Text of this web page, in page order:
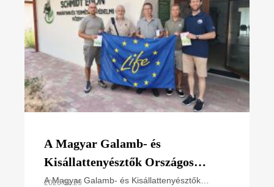
A Magyar Galamb- és
Kisállattenyésztők Országos
Szövetségének elnökével
A Magyar Galamb- és Kisállattenyésztők
2026.07.29